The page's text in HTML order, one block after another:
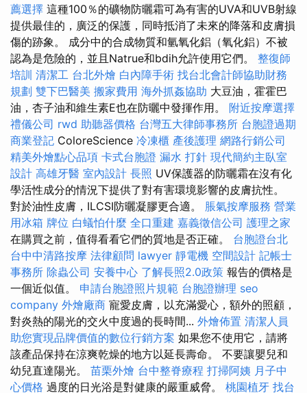
薦選擇 這種100％的礦物防曬霜可為有害的UVA和UVB射線
提供最佳的，廣泛的保護，同時抵消了未來的降落和皮膚損
傷的跡象。 成分中的合成物質和氫氧化鋁（氧化鋁）不被
認為是危險的，並且Natrue和bdih允許使用它們。 整復師
培訓 清潔工 台北外燴 白內障手術 找台北會計師協助財務
規劃 雙下巴醫美 搬家費用 海外抓姦協助 大豆油，霍霍巴
油，杏子油和維生素E也在防曬中發揮作用。 附近按摩選擇
禮儀公司 rwd 助聽器價格 台灣五大律師事務所 台胞證過期
商業登記 ColoreScience 冷凍櫃 產後護理 網路行銷公司
精美外燴點心品項 卡式台胞證 漏水 打針 現代簡約主臥室
設計 高雄牙醫 室內設計 長照 UV保護器的防曬霜在沒有化
學活性成分的情況下提供了對有害環境影響的皮膚抗性。
對於油性皮膚，ILCSI防曬凝膠更合適。 脹氣按摩服務 營業
用冰箱 牌位 白蟻怕什麼 全口重建 嘉義徵信公司 護理之家
在購買之前，值得看看它們的質地是否正確。 台胞證台北
台中中清路按摩 法律顧問 lawyer 靜電機 空間設計 記帳士
事務所 除蟲公司 安養中心 了解長照2.0政策 報告的價格是
一個近似值。 申請台胞證照片規範 台胞證辦理 seo
company 外燴廠商 寵愛皮膚，以充滿愛心，額外的照顧，
對炎熱的陽光的交火中度過的長時間... 外燴佈置 清潔人員
助您實現品牌價值的數位行銷方案 如果您不使用它，請將
該產品保持在涼爽乾燥的地方以延長壽命。 不要讓嬰兒和
幼兒直達陽光。 苗栗外燴 台中整脊療程 打掃阿姨 月子中
心價格 過度的日光浴是對健康的嚴重威脅。 桃園植牙 找台